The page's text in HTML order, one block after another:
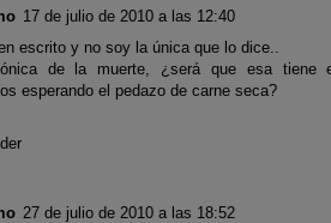
17 de julio de 2010 a las 12:40
escrito y no soy la única que lo dice..
de la muerte, ¿será que esa tiene
esperando el pedazo de carne seca?
27 de julio de 2010 a las 18:52